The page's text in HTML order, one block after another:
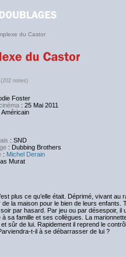
du Castor
notes)
Foster
: 25 Mai 2011
Américain
: SND
: Dubbing Brothers
: Michel Derain
Murat
plus ce qu’elle était. Déprimé, vivant
la maison pour le bien de leurs enfants.
par hasard. Par jeu ou par désespoir,
à sa famille et ses collègues. La
sûr de lui. Rapidement il reprend le
t-il à se débarrasser de lui ?